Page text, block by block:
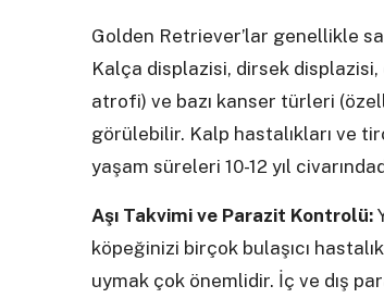
Golden Retriever’lar genellikle
Kalça displazisi, dirsek
atrofi) ve bazı kanser türleri
görülebilir. Kalp hastalıkları ve
yaşam süreleri 10-12 yıl
Aşı Takvimi ve Parazit Kontrolü:
köpeğinizi birçok bulaşıcı
uymak çok önemlidir. İç ve dış